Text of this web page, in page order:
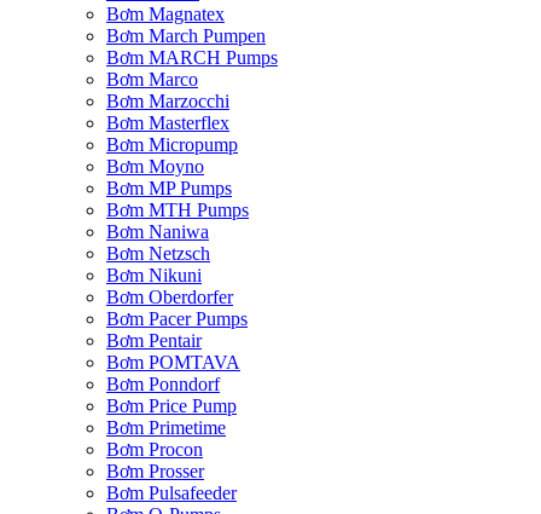
Bơm Magnatex
Bơm March Pumpen
Bơm MARCH Pumps
Bơm Marco
Bơm Marzocchi
Bơm Masterflex
Bơm Micropump
Bơm Moyno
Bơm MP Pumps
Bơm MTH Pumps
Bơm Naniwa
Bơm Netzsch
Bơm Nikuni
Bơm Oberdorfer
Bơm Pacer Pumps
Bơm Pentair
Bơm POMTAVA
Bơm Ponndorf
Bơm Price Pump
Bơm Primetime
Bơm Procon
Bơm Prosser
Bơm Pulsafeeder